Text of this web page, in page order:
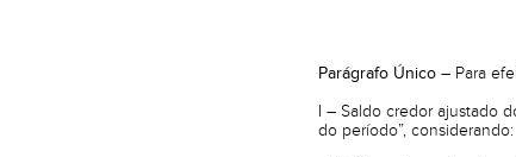
Parágrafo Único –Para
I – Saldo credor ajustado
do período”, considerando: